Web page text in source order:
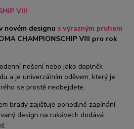
VIII
novém designu s výrazným pruhem
CHAMPIONSCHIP VIII pro rok
nošení nebo jako doplněk
a je univerzálním oděvem, který je
se prostě neobejdete.
brady zajišťuje pohodlné zapínání
design na rukávech dodává